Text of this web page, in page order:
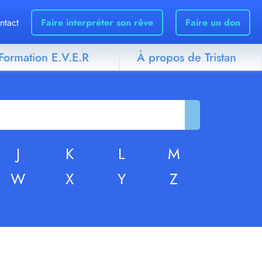
Faire interpréter son rêve Faire un don
E.V.E.R À propos de Tristan
J K L
M
W X Y Z